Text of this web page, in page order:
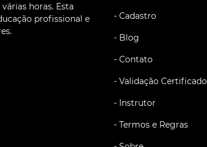
horas. Esta
profissional e
- Cadastro
- Blog
- Contato
- Validação Certificado
- Instrutor
- Termos e Regras